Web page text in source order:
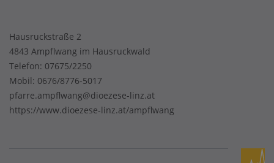
Hausruckstraße 2
4843 Ampflwang im Hausruckwald
Telefon: 07675/2250
Mobil: 0676/8776-5017
pfarre.ampflwang@dioezese-linz.at
https://www.dioezese-linz.at/ampflwang